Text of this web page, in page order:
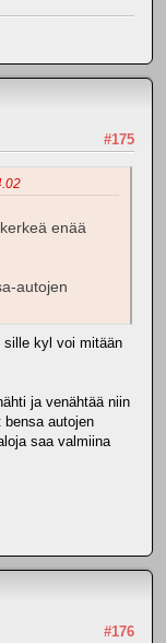
#175
enää
autojen
sille kyl voi mitään
ja venähtää niin
bensa autojen
saa valmiina
#176